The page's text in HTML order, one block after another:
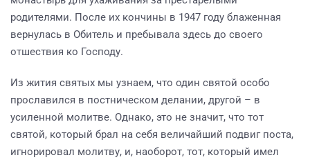
родителями. После их кончины в 1947 году блаженная
вернулась в Обитель и пребывала здесь до своего
отшествия ко Господу.
Из жития святых мы узнаем, что один святой особо
прославился в постническом делании, другой – в
усиленной молитве. Однако, это не значит, что тот
святой, который брал на себя величайший подвиг поста,
игнорировал молитву, и, наоборот, тот, который имел